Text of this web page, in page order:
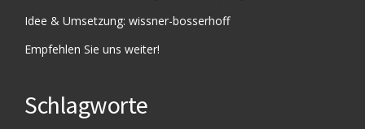
Idee & Umsetzung: wissner-bosserhoff
Empfehlen Sie uns weiter!
Schlagworte